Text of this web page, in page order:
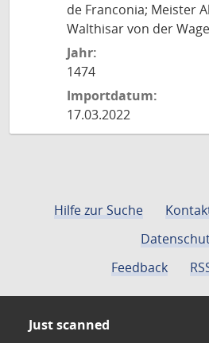
de Franconia; Meister
Walthisar von der Wage
Jahr:
1474
Importdatum:
17.03.2022
Hilfe zur Suche
Feedback
Just scanned